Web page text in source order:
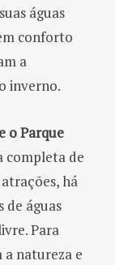
águas
conforto
a
inverno.
o Parque
completa de
há
de águas
Para
natureza e